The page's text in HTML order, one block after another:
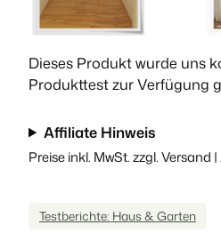
Dieses Produkt wurde uns
Produkttest zur Verfügung
Affiliate Hinweis
Preise inkl. MwSt. zzgl. Versand
Testberichte: Haus & Garten